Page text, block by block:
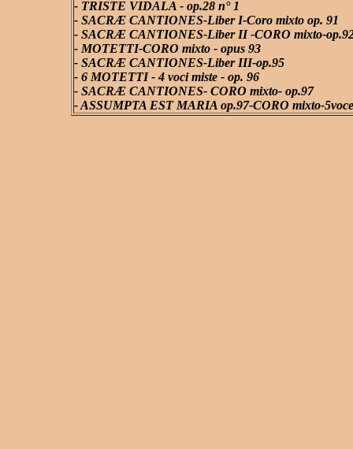
- TRISTE VIDALA - op.28 n° 1
- SACRÆ CANTIONES-Liber I-Coro mixto op. 91
- SACRÆ CANTIONES-Liber II -CORO mixto-
- MOTETTI-CORO mixto - opus 93
- SACRÆ CANTIONES-Liber III-op.95
- 6 MOTETTI - 4 voci miste - op. 96
- SACRÆ CANTIONES- CORO mixto- op.97
- ASSUMPTA EST MARIA op.97-CORO mixto-